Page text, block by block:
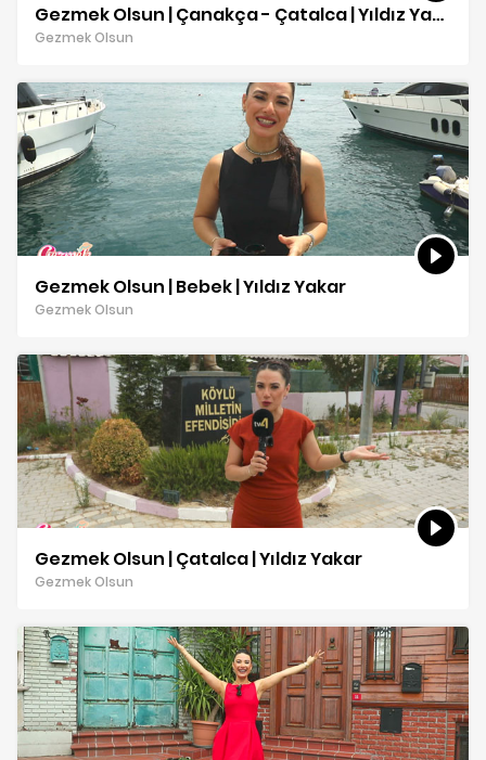
Gezmek Olsun | Çanakça - Çatalca | Yıldız Yakar
Gezmek Olsun
Gezmek Olsun | Bebek | Yıldız Yakar
Gezmek Olsun
Gezmek Olsun | Çatalca | Yıldız Yakar
Gezmek Olsun